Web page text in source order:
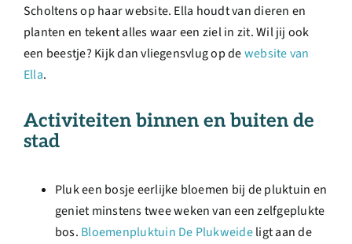
Scholtens op haar website. Ella houdt van dieren en
planten en tekent alles waar een ziel in zit. Wil jij ook
een beestje? Kijk dan vliegensvlug op dewebsite van
Ella.
Activiteiten binnen en buiten de
stad
Pluk een bosje eerlijke bloemen bij de pluktuin en
geniet minstens twee weken van een zelfgeplukte
bos. Bloemenpluktuin De Plukweideligt aan de